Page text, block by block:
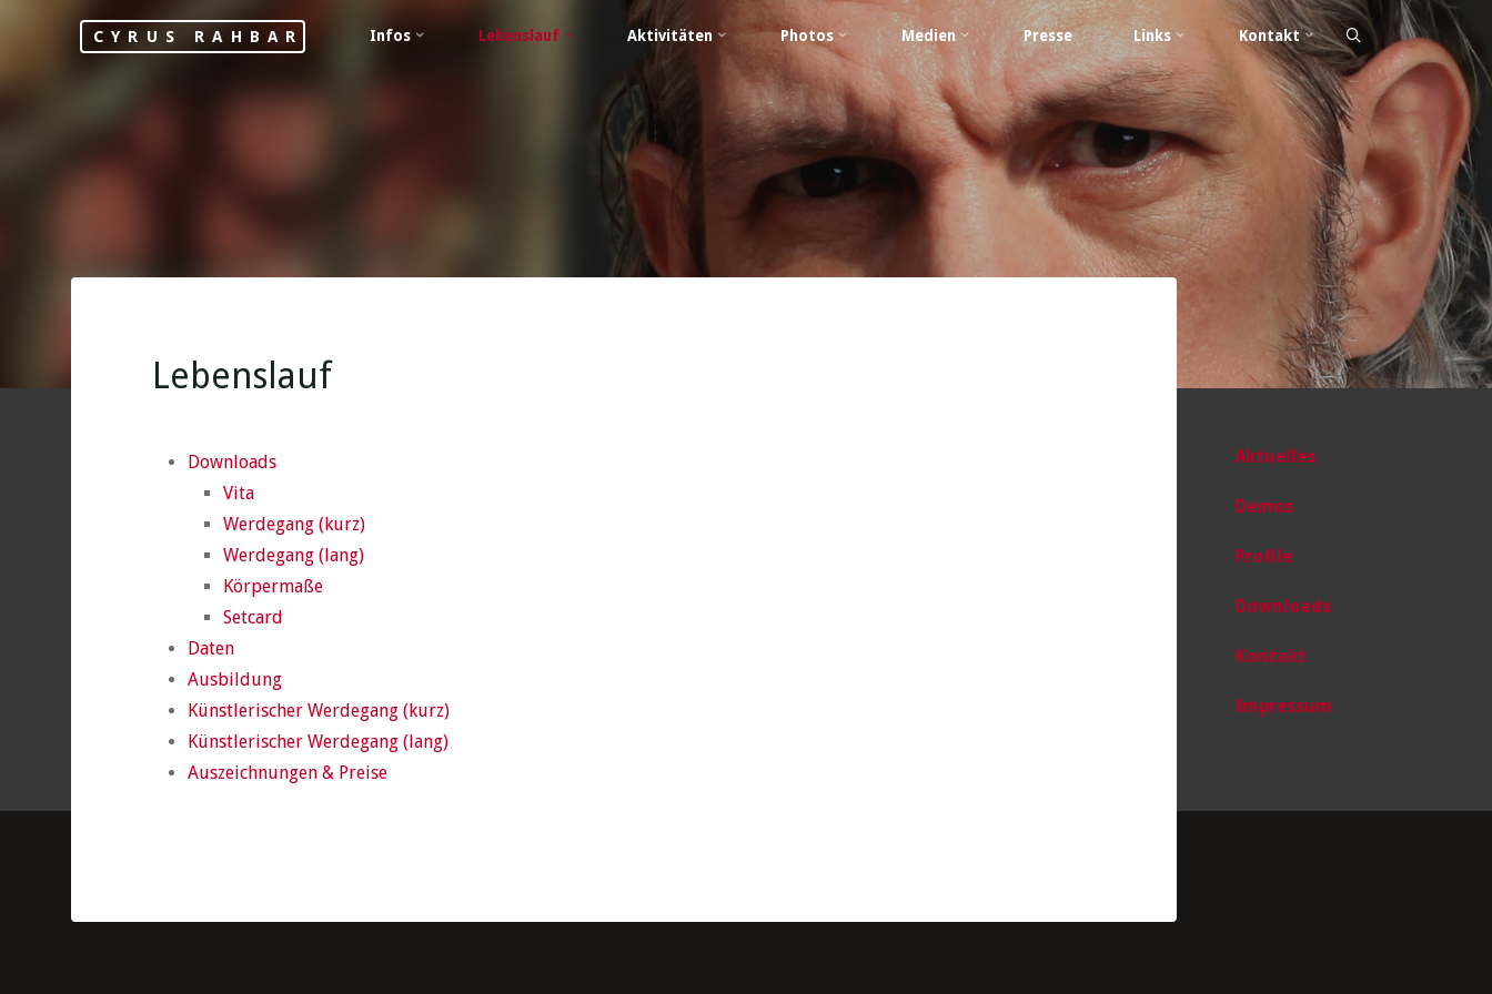
CYRUS RAHBAR Infos Lebenslauf Aktivitäten Photos Medien Presse Links Kontakt
Lebenslauf
Downloads
Vita
Werdegang (kurz)
Werdegang (lang)
Körpermaße
Setcard
Daten
Ausbildung
Künstlerischer Werdegang (kurz)
Künstlerischer Werdegang (lang)
Auszeichnungen & Preise
Aktuelles
Demos
Profile
Downloads
Kontakt
Impressum